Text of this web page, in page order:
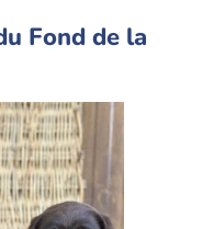
Fond de la